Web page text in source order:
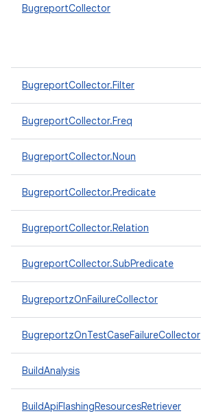
BugreportCollector
BugreportCollector.Filter
BugreportCollector.Freq
BugreportCollector.Noun
BugreportCollector.Predicate
BugreportCollector.Relation
BugreportCollector.SubPredicate
BugreportzOnFailureCollector
BugreportzOnTestCaseFailureCollector
BuildAnalysis
BuildApiFlashingResourcesRetriever